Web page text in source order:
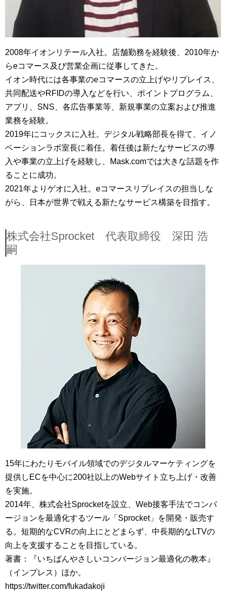
2008年イオンリテール入社。店舗勤務を経験後、2010年か
らeコマース及び営業企画に従事してきた。
イオン時代には各事業のeコマースの立上げやリプレイス、
共同配送やRFIDの導入などを行い、ポイントプログラム、
アプリ、SNS、各広告事業等、新規事業の立案および推進
業務を経験。
2019年にコックスに入社。デジタル戦略部長を得て、イノ
ベーションラボ室長に着任。着任後は新たなサービスの導
入や事業の立上げを経験し、Mask.comでは大きな話題を作
ることに成功。
2021年よりゲオに入社。eコマースリプレイスの担当しな
がら、日本が世界で戦える新たなサービス構築を目指す。
株式会社Sprocket 代表取締役 深田 浩
嗣
15年にわたりモバイル領域でのデジタルマーケティングを
提供しECを中心に200社以上のWebサイト立ち上げ・改善
を実施。
2014年、株式会社Sprocketを設立、Web接客手法でコンバ
ージョンを最適化するツール「Sprocket」を開発・販売す
る。短期的なCVRの向上にとどまらず、中長期的なLTVの
向上を支援することを目指している。
著書：『いちばんやさしいコンバージョン最適化の教本』
（インプレス）ほか。
https://twitter.com/fukadakoji